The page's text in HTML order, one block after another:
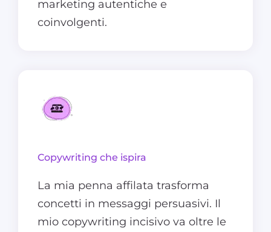
marketing autentiche e
coinvolgenti.
Copywriting che ispira
La mia penna affilata trasforma
concetti in messaggi persuasivi. Il
mio copywriting incisivo va oltre le